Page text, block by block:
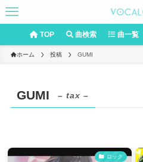
TOP 曲検索 曲一覧
ホーム 投稿 GUMI
GUMI – tax –
ロック